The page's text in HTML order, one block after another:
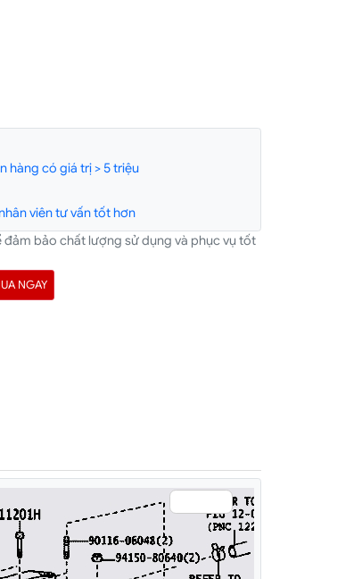
hàng có giá trị > 5 triệu
viên tư vấn tốt hơn
đảm bảo chất lượng sử dụng và phục vụ tốt
NGAY